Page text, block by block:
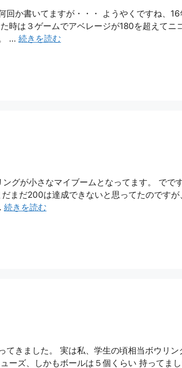
回か書いてますが・・・ ようやくですね、16
時は３ゲームでアベレージが180を超えてニ
… 続きを読む
グが小さなマイブームとなってます。 でで
まだ200は達成できないと思ってたのですが
続きを読む
てきました。 実は私、学生の頃相当ボウリン
ーズ、しかもボールは５個くらい 持ってまし